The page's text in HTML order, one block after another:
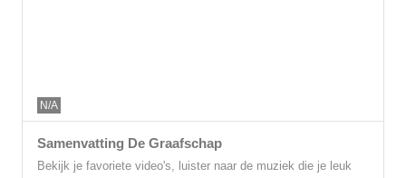
N/A
Samenvatting De Graafschap
Bekijk je favoriete video's, luister naar de muziek die je leuk